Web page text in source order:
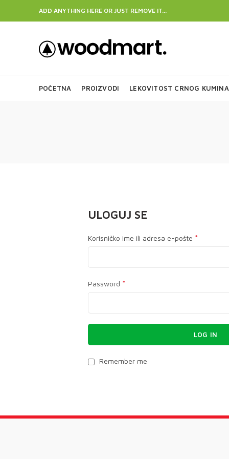
ADD ANYTHING HERE OR JUST REMOVE IT…
POČETNA PROIZVODI LEKOVITOST CRNOG KUMINA
ULOGUJ SE
Korisničko ime ili adresa e-pošte *
Password *
LOG IN
Remember me